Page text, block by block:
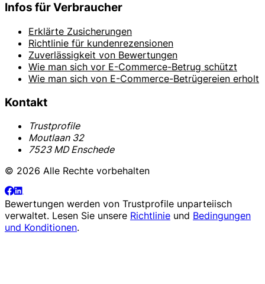
Infos für Verbraucher
Erklärte Zusicherungen
Richtlinie für kundenrezensionen
Zuverlässigkeit von Bewertungen
Wie man sich vor E-Commerce-Betrug schützt
Wie man sich von E-Commerce-Betrügereien erholt
Kontakt
Trustprofile
Moutlaan 32
7523 MD Enschede
© 2026 Alle Rechte vorbehalten
Bewertungen werden von Trustprofile unparteiisch
verwaltet. Lesen Sie unsere Richtlinie und Bedingungen
und Konditionen.